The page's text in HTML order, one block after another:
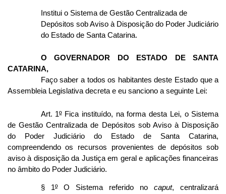
Institui o Sistema de Gestão Centralizada de
Depósitos sob Aviso à Disposição do Poder Judiciário
do Estado de Santa Catarina.
O GOVERNADOR DO ESTADO DE SANTA
CATARINA,
Faço saber a todos os habitantes deste Estado que a
Assembleia Legislativa decreta e eu sanciono a seguinte Lei:
Art. 1ºFica instituído, na forma desta Lei, o Sistema
de Gestão Centralizada de Depósitos sob Aviso à Disposição
do Poder Judiciário do Estado de Santa Catarina,
compreendendo os recursos provenientes de depósitos sob
aviso à disposição da Justiça em geral e aplicações financeiras
no âmbito do Poder Judiciário.
§ 1ºO Sistema referido nocaput, centralizará